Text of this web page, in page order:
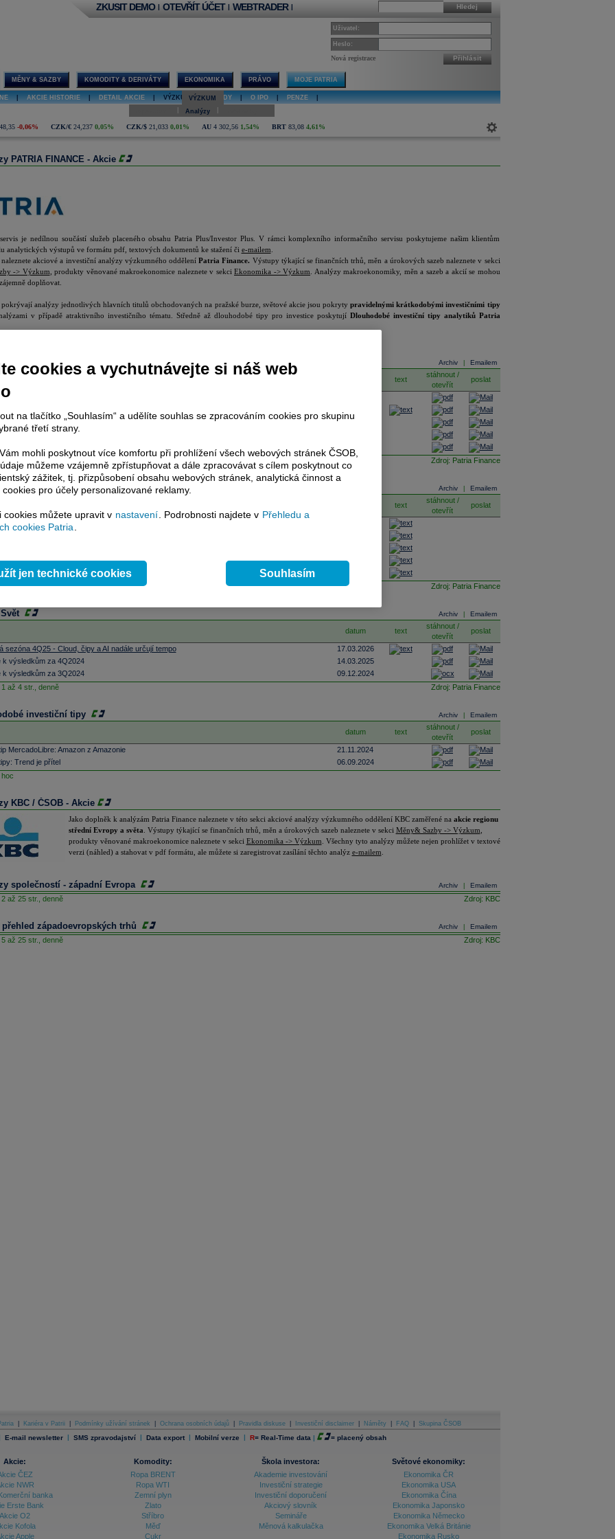
Hledej
ZKUSIT DEMO | OTEVŘÍT ÚČET | WEBTRADER |
Uživatel:
Heslo:
Nová registrace Přihlásit
MĚNY & SAZBY KOMODITY & DERIVÁTY EKONOMIKA PRÁVO MOJE PATRIA
AKCIE HISTORIE DETAIL AKCIE VÝZKUM | FONDY O IPO PENZE
VÝZKUM
Analýzy
-0,06% CZK/€ 24,237 0,05% CZK/$ 21,033 0,01% AU 4 302,56 1,54% BRT 83,08 4,61%
PATRIA FINANCE - Akcie
je nedílnou součástí služeb placeného obsahu Patria Plus/Investor Plus. V rámci komplexního informačního servisu poskytujeme našim klientům
analytických výstupů ve formátu pdf, textových dokumentů ke stažení či e-mailem
naleznete akciové a investiční analýzy výzkumného odděleníPatria Finance. Výstupy týkající se finančních trhů, měn a úrokových sazeb naleznete v sekci
-> Výzkum , produkty věnované makroekonomice naleznete v sekci Ekonomika -> Výzkum . Analýzy makroekonomiky, měn a sazeb a akcií se mohou
doplňovat.
pokrývají analýzy jednotlivých hlavních titulů obchodovaných na pražské burze, světové akcie jsou pokrytypravidelnými krátkodobými investičními tipy
v případě atraktivního investičního tématu. Středně až dlouhodobé tipy pro investice poskytují Dlouhodobé investiční tipy analytiků Patria
Archiv Emailem
analýzy
text
stáhnout /
otevřít
poslat
03.08. - 07.08.2026
20.07. - 24.07.2026
20.07.2026
13.07. - 17.07.2026
Zdroj: Patria Finance
Archiv Emailem
CEE
text
stáhnout /
otevřít
poslat
výhled i dlouhodobé cíle, výnosy ale zaostaly za očekáváním trhu
Výsledky podporují tezi o kvalitnější a stabilnější skupině
21.05.2026
sebou silný start roku, klíčovým tématem zůstává restrukturalizace
ad hoc Zdroj: Patria Finance
Archiv Emailem
datum text
stáhnout /
otevřít
poslat
sezóna 4Q25 - Cloud, čipy a AI nadále určují tempo
17.03.2026
k výsledkům za 4Q2024
14.03.2025
k výsledkům za 3Q2024
09.12.2024
1 až 4 str., denně Zdroj: Patria Finance
Archiv Emailem
investiční tipy
datum text
stáhnout /
otevřít
poslat
MercadoLibre: Amazon z Amazonie
21.11.2024
Trend je přítel
06.09.2024
hoc
KBC / ČSOB - Akcie
Jako doplněk k analýzám Patria Finance naleznete v této sekci akciové analýzy výzkumného oddělení KBC zaměřené na akcie regionu
střední Evropy a světa . Výstupy týkající se finančních trhů, měn a úrokových sazeb naleznete v sekci Měny& Sazby -> Výzkum
produkty věnované makroekonomice naleznete v sekci Ekonomika -> Výzkum . Všechny tyto analýzy můžete nejen prohlížet v textové
verzi (náhled) a stahovat v pdf formátu, ale můžete si zaregistrovat zasílání těchto analýz e-mailem
Archiv Emailem
společností - západní Evropa
2 až 25 str., denně Zdroj: KBC
Archiv Emailem
přehled západoevropských trhů
5 až 25 str., denně Zdroj: KBC
Kariéra v Patrii Podmínky užívání stránek Ochrana osobních údajů Pravidla diskuse Investiční disclaimer Náměty FAQ Skupina ČSOB
E-mail newsletter | SMS zpravodajství | Data export | Mobilní verze | R= Real-Time data | = placený obsah
Akcie:
ČEZ
NWR
banka
Erste Bank
Akcie O2
Kofola
Apple
Komodity:
Ropa BRENT
Ropa WTI
Zemní plyn
Zlato
Stříbro
Měď
Cukr
Škola investora:
Akademie investování
Investiční strategie
Investiční doporučení
Akciový slovník
Semináře
Měnová kalkulačka
Světové ekonomiky:
Ekonomika ČR
Ekonomika USA
Ekonomika Čína
Ekonomika Japonsko
Ekonomika Německo
Ekonomika Velká Británie
Ekonomika Rusko
cookies a vychutnávejte si náš web
na tlačítko „Souhlasím“ a udělíte souhlas se zpracováním cookies pro skupinu
třetí strany.
mohli poskytnout více komfortu při prohlížení všech webových stránek ČSOB,
můžeme vzájemně zpřístupňovat a dále zpracovávat s cílem poskytnout co
zážitek, tj. přizpůsobení obsahu webových stránek, analytická činnost a
pro účely personalizované reklamy.
cookies můžete upravit v nastavení . Podrobnosti najdete v Přehledu a
cookies Patria
jen technické cookies Souhlasím